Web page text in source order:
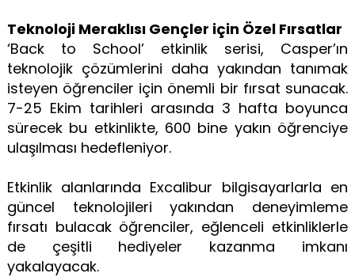
Teknoloji Meraklısı Gençler için Özel Fırsatlar
‘Back to School’ etkinlik serisi, Casper’ın
teknolojik çözümlerini daha yakından tanımak
isteyen öğrenciler için önemli bir fırsat sunacak.
7-25 Ekim tarihleri arasında 3 hafta boyunca
sürecek bu etkinlikte, 600 bine yakın öğrenciye
ulaşılması hedefleniyor.
Etkinlik alanlarında Excalibur bilgisayarlarla en
güncel teknolojileri yakından deneyimleme
fırsatı bulacak öğrenciler, eğlenceli etkinliklerle
de çeşitli hediyeler kazanma imkanı
yakalayacak.